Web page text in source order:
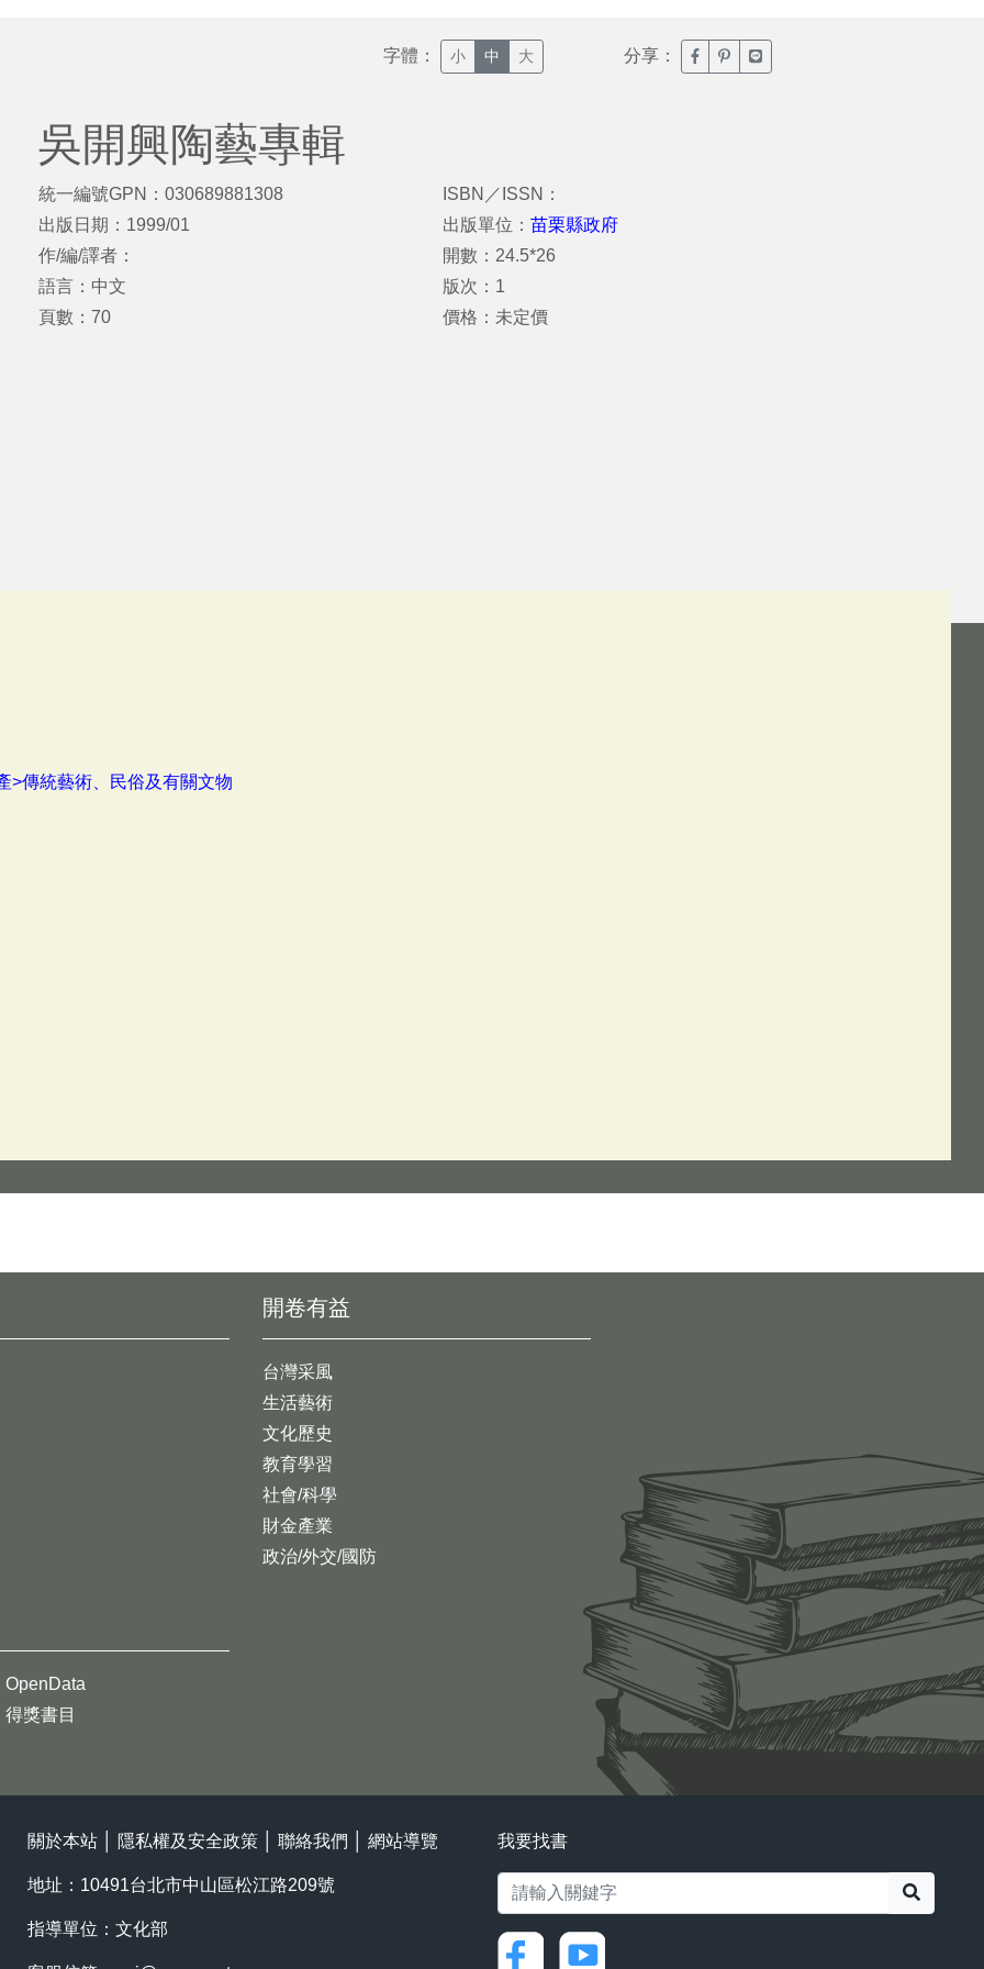
字體： 小 中 大 分享： 臉書分享(另開新視窗)
噗浪分享(另開新視窗)
Line分享(另開新視窗)
吳開興陶藝專輯
統一編號GPN：030689881308
出版日期：1999/01
作/編/譯者：
語言：中文
頁數：70
ISBN／ISSN：
出版單位：苗栗縣政府
開數：24.5*26
版次：1
價格：未定價
>傳統藝術、民俗及有關文物
開卷有益
台灣采風
生活藝術
文化歷史
教育學習
社會/科學
財金產業
政治/外交/國防
OpenData
得獎書目
關於本站 隱私權及安全政策 聯絡我們 網站導覽
地址：10491台北市中山區松江路209號
指導單位：文化部
我要找書